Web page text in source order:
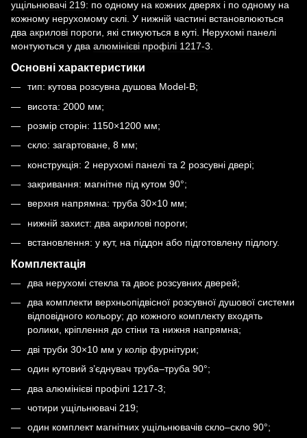
ущільнювачі 219: по одному на кожних дверях і по одному на
кожному нерухомому склі. У нижній частині встановлюються
два акрилові пороги, які стикуються в куті. Нерухомі панелі
монтуються у два алюмінієві профілі 1217-3.
Основні характеристики
тип: кутова розсувна душова Model-B;
висота: 2000 мм;
розмір сторін: 1150×1200 мм;
скло: загартоване, 8 мм;
конструкція: 2 нерухомі панелі та 2 розсувні двері;
закривання: магнітне під кутом 90°;
верхня напрямна: труба 30×10 мм;
нижній захист: два акрилові пороги;
встановлення: у кут, на піддон або підготовлену підлогу.
Комплектація
два нерухомі стекла та двоє розсувних дверей;
два комплекти верхньопідвісної розсувної душової системи
відповідного кольору; до кожного комплекту входять
ролики, кріплення до стіни та нижня напрямна;
дві труби 30×10 мм у колір фурнітури;
один кутовий з’єднувач труба–труба 90°;
два алюмінієві профілі 1217-3;
чотири ущільнювачі 219;
один комплект магнітних ущільнювачів скло–скло 90°;